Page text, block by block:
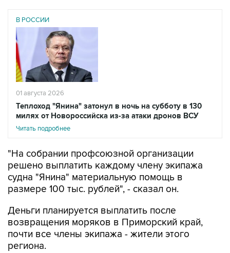
В РОССИИ
01 августа 2026
Теплоход "Янина" затонул в ночь на субботу в 130
милях от Новороссийска из-за атаки дронов ВСУ
Читать подробнее
"На собрании профсоюзной организации
решено выплатить каждому члену экипажа
судна "Янина" материальную помощь в
размере 100 тыс. рублей", - сказал он.
Деньги планируется выплатить после
возвращения моряков в Приморский край,
почти все члены экипажа - жители этого
региона.